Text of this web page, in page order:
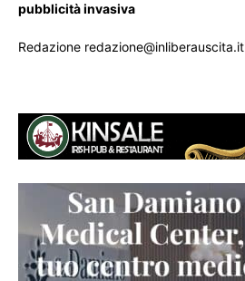
pubblicità invasiva
Redazione redazione@inliberauscita.it